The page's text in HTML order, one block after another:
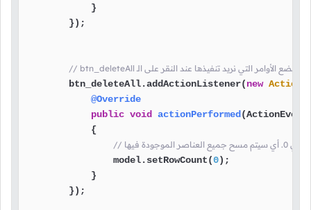
            }
        });
// btn_deleteAll هنا نضع الأوامر التي نريد تنفيذها عند النقر على الـ
        btn_deleteAll.addActionListener(
new
@Override
public void actionPerformed
            {
                model.setRowCount(
0);
            }
        });